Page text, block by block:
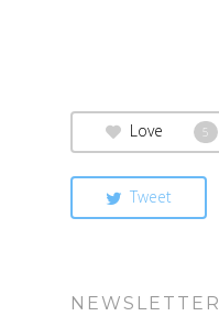
Love 5
Tweet
NEWSLETTER